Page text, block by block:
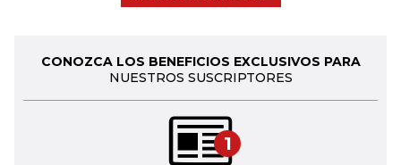
CONOZCA LOS BENEFICIOS EXCLUSIVOS PARA
NUESTROS SUSCRIPTORES
1